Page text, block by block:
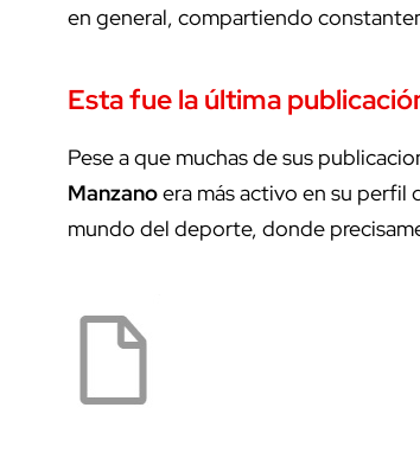
en general, compartiendo
Esta fue la última
Pese a que muchas de sus
Manzanoera más activo en su perfil
mundo del deporte, donde